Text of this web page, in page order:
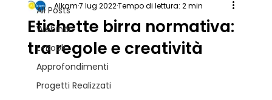
All Posts
Webinar
E-Book
Approfondimenti
Progetti Realizzati
Etichette birra normativa:
tra regole e creatività
Alkam7 lug 2022Tempo di lettura: 2 min